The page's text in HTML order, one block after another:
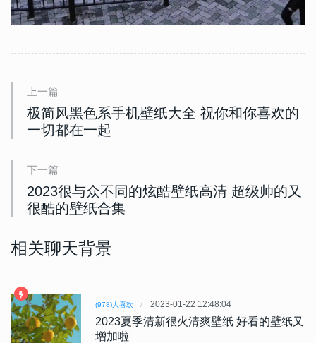
上一篇
极简风黑色系手机壁纸大全 祝你和你喜欢的
一切都在一起
下一篇
2023很与众不同的炫酷壁纸高清 超级帅的又
很酷的壁纸合集
相关聊天背景
(978)人喜欢 2023-01-22 12:48:04
2023夏季清新很火清爽壁纸 好看的壁纸又
增加啦